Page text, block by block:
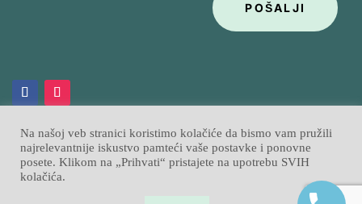
POŠALJI
© 2026Psihobata| Izrada sajtova Sajtpress
Na našoj veb stranici koristimo kolačiće da bismo vam pružili
najrelevantnije iskustvo pamteći vaše postavke i ponovne
posete. Klikom na „Prihvati“ pristajete na upotrebu SVIH
kolačića.